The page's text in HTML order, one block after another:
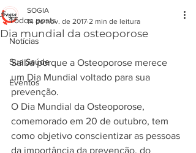
Todos posts
Notícias
Sua Saúde
Eventos
Dia mundial da osteoporose
SOGIA
14 de nov. de 2017 2 min de leitura
Saiba porque a Osteoporose merece
um Dia Mundial voltado para sua
prevenção.
O Dia Mundial da Osteoporose,
comemorado em 20 de outubro, tem
como objetivo conscientizar as pessoas
da importância da prevenção, do